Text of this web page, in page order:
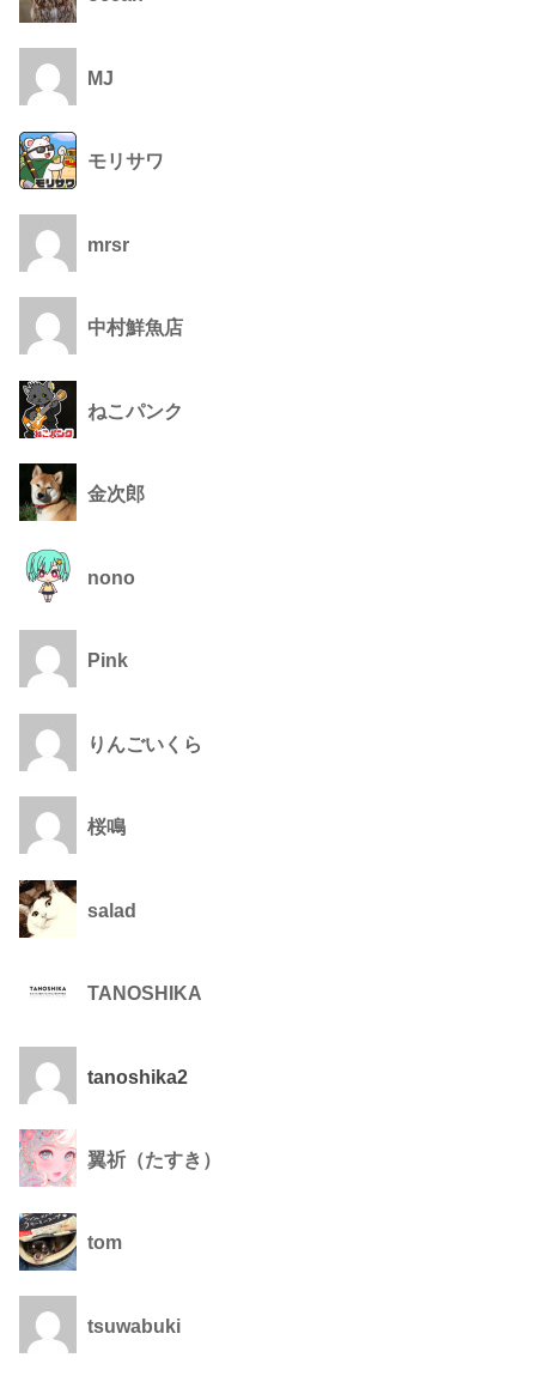
MJ
モリサワ
mrsr
中村鮮魚店
ねこパンク
金次郎
nono
Pink
りんごいくら
桜鳴
salad
TANOSHIKA
tanoshika2
翼祈（たすき）
tom
tsuwabuki